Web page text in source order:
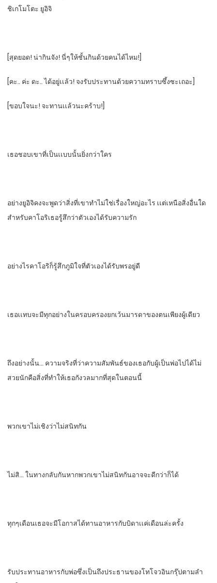
ชิเกโมโตะ​ ยูอิจิ​
[สุดยอด! น่ากินจัง! นี่ๆให้ชั้นกินด้วยคนได้ไหม!]​
[คะ.. ค่ะ​ ดะ.. ได้อยู่เเล้ว! จงรับประทานด้วยความทราบซึ้ง​ซะเถอะ]​
[ขอบใจนะ! จะทานเเล้วนะคร้าบ!]​
เธอชอบเขาที่เป็นเเบบนั้น​ยิ่งกว่าใคร
อย่างยูอิจิคงจะพูดว่าสิ่งที่เขาทําไม่ใช่เรื่องใหญ่อะไร​ เเต่เหนือสิ่งอื่นใด​
สําหรับคาโอริเธอรู้สึกว่าตัวเองได้รับความรัก​
อย่างไรคาโอริก็รู้สึกภูมิใจที่ตัวเอง​ได้รับพรอยู่ดี
เธอเเทบจะมีทุกอย่างในครอบครองยกเว้นมารดาของตนเพียงผู้เดียว
ถึงอย่างนั้น… ความจริงที่ว่า​ความสัมพันธ์​ของเธอกับผู้เป็นพ่อไปได้ไม่
สวยนักคือสิ่งที่ทําให้เธอกังวลมากที่สุดในตอนนี้
พวกเขาไม่เชิงว่าไม่สนิทกัน
ไม่สิ… ในทางกลับกันหากพวกเขาไม่สนิทกันอาจจะดีกว่าก็ได้
ทุกๆเดือนเธอจะมีโอกาส​ได้ทานอาหารกับบิดาเเค่เดือนล่ะครั้ง
รับประทานอาหารกับพ่อซึ่งเป็นถึงประธานของโทโจวอินกรุ๊ปตามลํา